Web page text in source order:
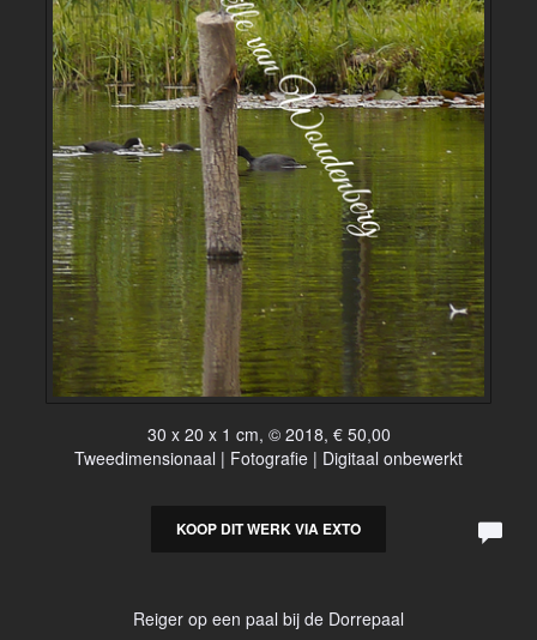
30 x 20 x 1 cm, © 2018, € 50,00
Tweedimensionaal | Fotografie | Digitaal onbewerkt
KOOP DIT WERK VIA EXTO
Reiger op een paal bij de Dorrepaal